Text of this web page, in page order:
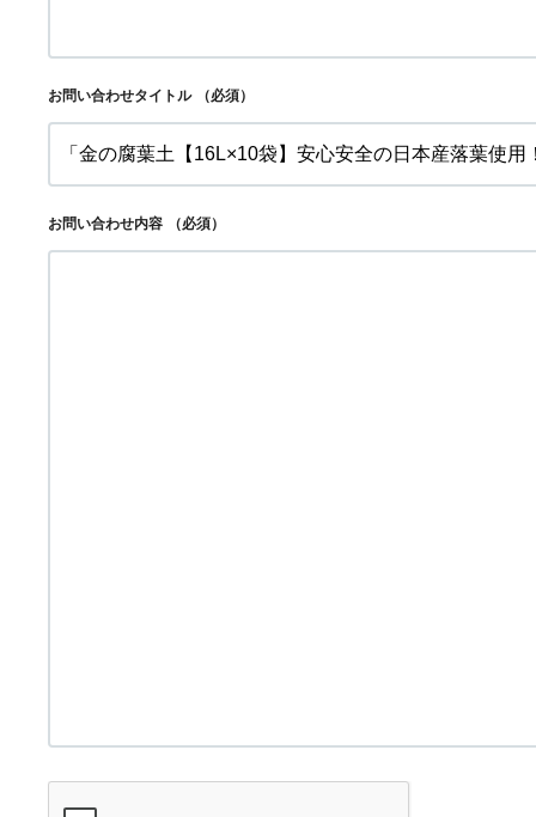
お問い合わせタイトル （必須）
お問い合わせ内容 （必須）